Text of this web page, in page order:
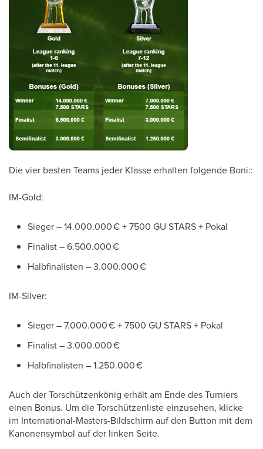
Die vier besten Teams jeder Klasse erhalten folgende Boni::
IM-Gold:
Sieger – 14.000.000 € + 7500 GU STARS + Pokal
Finalist – 6.500.000 €
Halbfinalisten – 3.000.000 €
IM-Silver:
Sieger – 7.000.000 € + 7500 GU STARS + Pokal
Finalist – 3.000.000 €
Halbfinalisten – 1.250.000 €
Auch der Torschützenkönig erhält am Ende des Turniers
einen Bonus. Um die Torschützenliste einzusehen, klicke
im International-Masters-Bildschirm auf den Button mit dem
Kanonensymbol auf der linken Seite.